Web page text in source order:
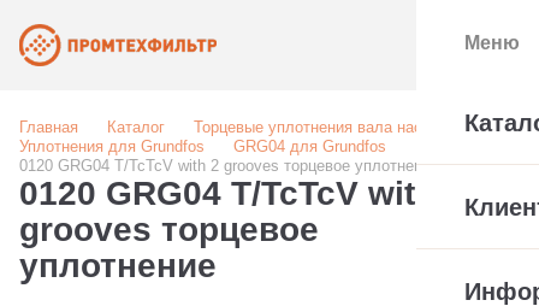
Главная Каталог
Торцевые уплотнения вала насоса
Уплотнения для Grundfos
GRG04 для Grundfos
0120 GRG04 T/TcTcV with 2 grooves торцевое уплотнение
0120 GRG04 T/TcTcV with 2
grooves торцевое
уплотнение
Меню